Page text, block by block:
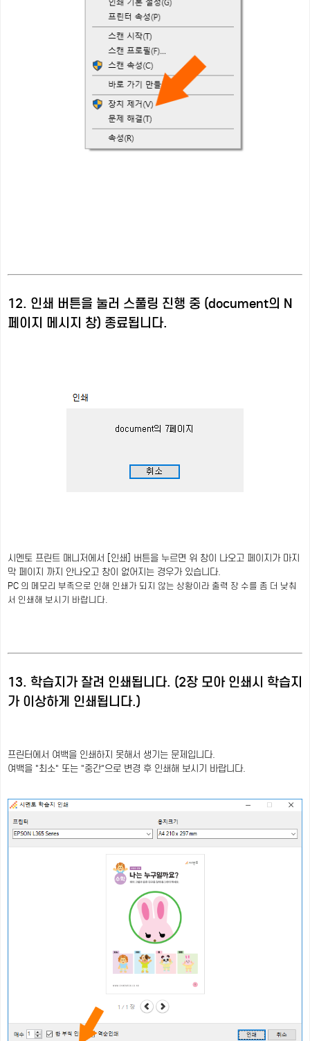
12. 인쇄 버튼을 눌러 스풀링 진행 중 (document의 N
페이지 메시지 창) 종료됩니다.
시멘토 프린트 매니저에서 [인쇄] 버튼을 누르면 위 창이 나오고 페이지가 마지
막 페이지 까지 안나오고 창이 없어지는 경우가 있습니다.
PC 의 메모리 부족으로 인해 인쇄가 되지 않는 상황이라 출력 장 수를 좀 더 낮춰
서 인쇄해 보시기 바랍니다.
13. 학습지가 잘려 인쇄됩니다. (2장 모아 인쇄시 학습지
가 이상하게 인쇄됩니다.)
프린터에서 여백을 인쇄하지 못해서 생기는 문제입니다.
여백을 "최소" 또는 "중간"으로 변경 후 인쇄해 보시기 바랍니다.